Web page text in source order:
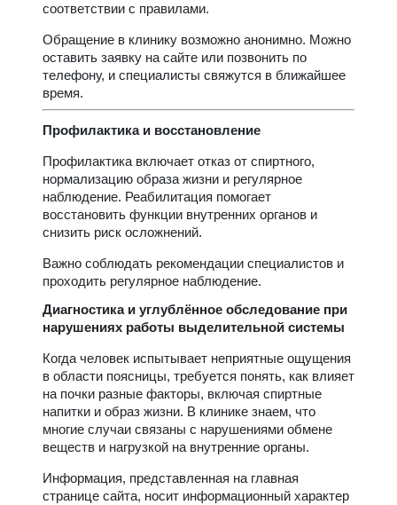
соответствии с правилами.
Обращение в клинику возможно анонимно. Можно
оставить заявку на сайте или позвонить по
телефону, и специалисты свяжутся в ближайшее
время.
Профилактика и восстановление
Профилактика включает отказ от спиртного,
нормализацию образа жизни и регулярное
наблюдение. Реабилитация помогает
восстановить функции внутренних органов и
снизить риск осложнений.
Важно соблюдать рекомендации специалистов и
проходить регулярное наблюдение.
Диагностика и углублённое обследование при
нарушениях работы выделительной системы
Когда человек испытывает неприятные ощущения
в области поясницы, требуется понять, как влияет
на почки разные факторы, включая спиртные
напитки и образ жизни. В клинике знаем, что
многие случаи связаны с нарушениями обмене
веществ и нагрузкой на внутренние органы.
Информация, представленная на главная
странице сайта, носит информационный характер